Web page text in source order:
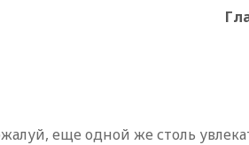
еще одной же столь